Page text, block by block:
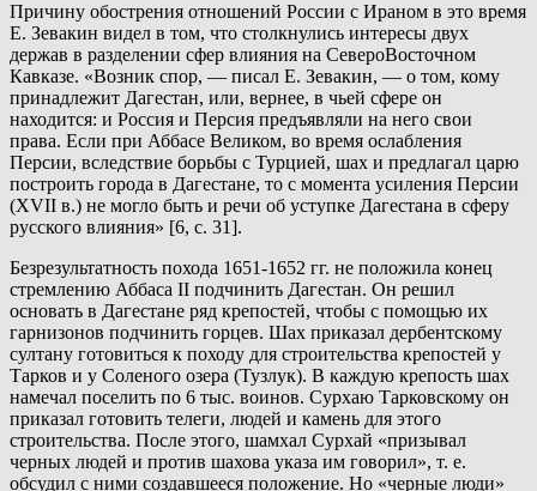
Причину обострения отношений России с Ираном в это время
Е. Зевакин видел в том, что столкнулись интересы двух
держав в разделении сфер влияния на СевероВосточном
Кавказе. «Возник спор, — писал Е. Зевакин, — о том, кому
принадлежит Дагестан, или, вернее, в чьей сфере он
находится: и Россия и Персия предъявляли на него свои
права. Если при Аббасе Великом, во время ослабления
Персии, вследствие борьбы с Турцией, шах и предлагал царю
построить города в Дагестане, то с момента усиления Персии
(XVII в.) не могло быть и речи об уступке Дагестана в сферу
русского влияния» [6, с. 31].
Безрезультатность похода 1651-1652 гг. не положила конец
стремлению Аббаса II подчинить Дагестан. Он решил
основать в Дагестане ряд крепостей, чтобы с помощью их
гарнизонов подчинить горцев. Шах приказал дербентскому
султану готовиться к походу для строительства крепостей у
Тарков и у Соленого озера (Тузлук). В каждую крепость шах
намечал поселить по 6 тыс. воинов. Сурхаю Тарковскому он
приказал готовить телеги, людей и камень для этого
строительства. После этого, шамхал Сурхай «призывал
черных людей и против шахова указа им говорил», т. е.
обсудил с ними создавшееся положение. Но «черные люди»